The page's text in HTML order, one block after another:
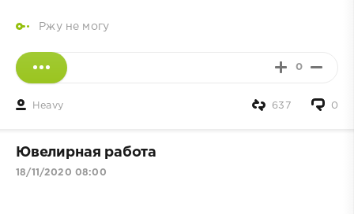
Ржу не могу
0
Heavy 0
637
Ювелирная работа
18/11/2020 08:00